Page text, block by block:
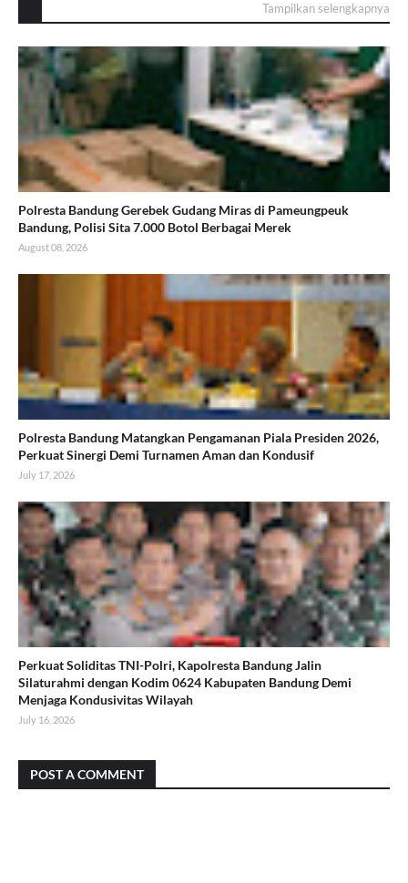
Tampilkan selengkapnya
Polresta Bandung Gerebek Gudang Miras di Pameungpeuk
Bandung, Polisi Sita 7.000 Botol Berbagai Merek
August 08, 2026
Polresta Bandung Matangkan Pengamanan Piala Presiden 2026,
Perkuat Sinergi Demi Turnamen Aman dan Kondusif
July 17, 2026
Perkuat Soliditas TNI-Polri, Kapolresta Bandung Jalin
Silaturahmi dengan Kodim 0624 Kabupaten Bandung Demi
Menjaga Kondusivitas Wilayah
July 16, 2026
POST A COMMENT